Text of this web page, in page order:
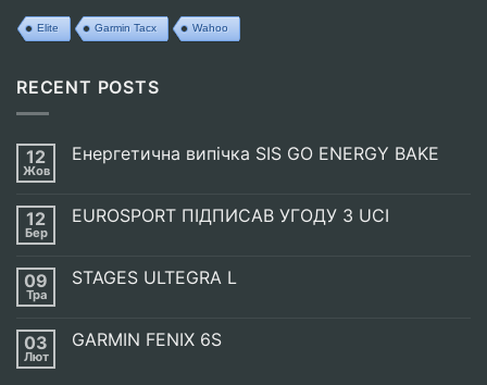
Elite Garmin Tacx Wahoo
RECENT POSTS
12
Жов
Енергетична випічка SIS GO ENERGY BAKE
Енергетична
ENERGY
BAKE
12
Бер
EUROSPORT ПІДПИСАВ УГОДУ З UCI
EUROSPORT
UCI
09
Тра
STAGES ULTEGRA L
STAGES
03
Лют
GARMIN FENIX 6S